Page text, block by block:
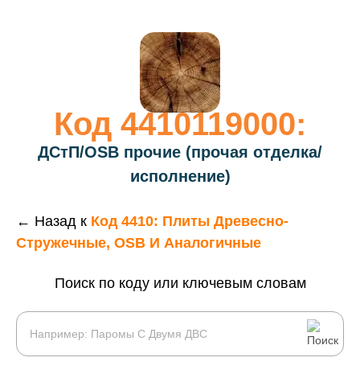
Код 4410119000:
ДСтП/OSB прочие (прочая отделка/
исполнение)
← Назад к Код 4410: Плиты Древесно-
Стружечные, OSB И Аналогичные
Поиск по коду или ключевым словам